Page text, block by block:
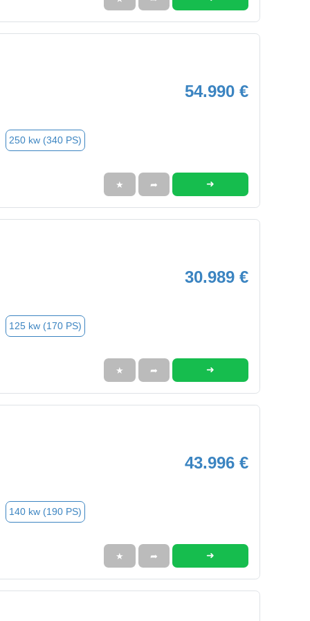
54.990 €
250 kw (340 PS)
★ ➦ ➜
30.989 €
125 kw (170 PS)
★ ➦ ➜
43.996 €
140 kw (190 PS)
★ ➦ ➜